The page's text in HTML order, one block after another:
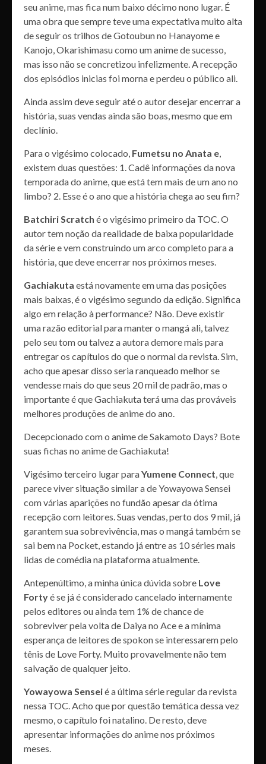
seu anime, mas fica num baixo décimo nono lugar. É
uma obra que sempre teve uma expectativa muito alta
de seguir os trilhos de Gotoubun no Hanayome e
Kanojo, Okarishimasu como um anime de sucesso,
mas isso não se concretizou infelizmente. A recepção
dos episódios inicias foi morna e perdeu o público ali.
Ainda assim deve seguir até o autor desejar encerrar a
história, suas vendas ainda são boas, mesmo que em
declínio.
Para o vigésimo colocado, Fumetsu no Anata e,
existem duas questões: 1. Cadê informações da nova
temporada do anime, que está tem mais de um ano no
limbo? 2. Esse é o ano que a história chega ao seu fim?
Batchiri Scratch é o vigésimo primeiro da TOC. O
autor tem noção da realidade de baixa popularidade
da série e vem construindo um arco completo para a
história, que deve encerrar nos próximos meses.
Gachiakuta está novamente em uma das posições
mais baixas, é o vigésimo segundo da edição. Significa
algo em relação à performance? Não. Deve existir
uma razão editorial para manter o mangá ali, talvez
pelo seu tom ou talvez a autora demore mais para
entregar os capítulos do que o normal da revista. Sim,
acho que apesar disso seria ranqueado melhor se
vendesse mais do que seus 20 mil de padrão, mas o
importante é que Gachiakuta terá uma das prováveis
melhores produções de anime do ano.
Decepcionado com o anime de Sakamoto Days? Bote
suas fichas no anime de Gachiakuta!
Vigésimo terceiro lugar paraYumene Connect, que
parece viver situação similar a de Yowayowa Sensei
com várias aparições no fundão apesar da ótima
recepção com leitores. Suas vendas, perto dos 9 mil, já
garantem sua sobrevivência, mas o mangá também se
sai bem na Pocket, estando já entre as 10 séries mais
lidas de comédia na plataforma atualmente.
Antepenúltimo, a minha única dúvida sobre Love
Fortyé se já é considerado cancelado internamente
pelos editores ou ainda tem 1% de chance de
sobreviver pela volta de Daiya no Ace e a mínima
esperança de leitores de spokon se interessarem pelo
tênis de Love Forty. Muito provavelmente não tem
salvação de qualquer jeito.
Yowayowa Senseié a última série regular da revista
nessa TOC. Acho que por questão temática dessa vez
mesmo, o capítulo foi natalino. De resto, deve
apresentar informações do anime nos próximos
meses.